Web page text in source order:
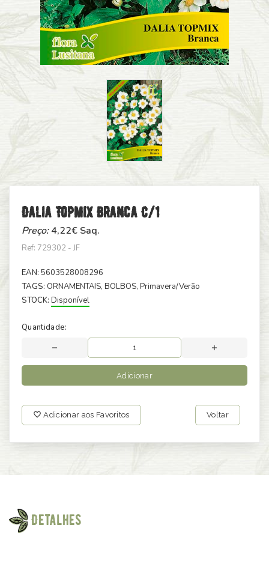
Dalia Topmix Branca C/1
Preço:4,22€ Saq.
Ref: 729302 - JF
EAN: 5603528008296
TAGS: ORNAMENTAIS, BOLBOS, Primavera/Verão
STOCK: Disponível
Quantidade:
Adicionar
Adicionar aos Favoritos Voltar
Detalhes